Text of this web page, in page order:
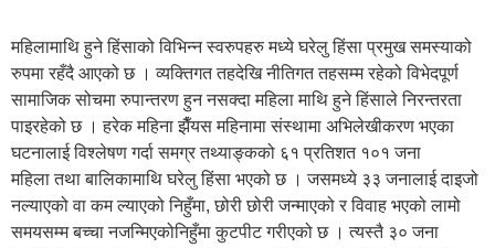
महिलामाथि हुने हिंसाको विभिन्न स्वरुपहरु मध्ये घरेलु हिंसा प्रमुख समस्याको
रुपमा रहँदै आएको छ । व्यक्तिगत तहदेखि नीतिगत तहसम्म रहेको विभेदपूर्ण
सामाजिक सोचमा रुपान्तरण हुन नसक्दा महिला माथि हुने हिंसाले निरन्तरता
पाइरहेको छ । हरेक महिना झैँयस महिनामा संस्थामा अभिलेखीकरण भएका
घटनालाई विश्लेषण गर्दा समग्र तथ्याङ्कको ६१ प्रतिशत १०१ जना
महिला तथा बालिकामाथि घरेलु हिंसा भएको छ । जसमध्ये ३३ जनालाई दाइजो
नल्याएको वा कम ल्याएको निहुँमा, छोरी छोरी जन्माएको र विवाह भएको लामो
समयसम्म बच्चा नजन्मिएकोनिहुँमा कुटपीट गरीएको छ । त्यस्तै ३० जना